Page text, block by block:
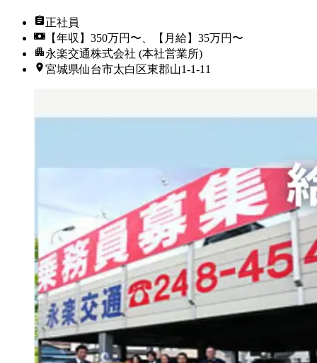
正社員
【年収】350万円〜、【月給】35万円〜
永楽交通株式会社 (本社営業所)
宮城県仙台市太白区東郡山1-1-11